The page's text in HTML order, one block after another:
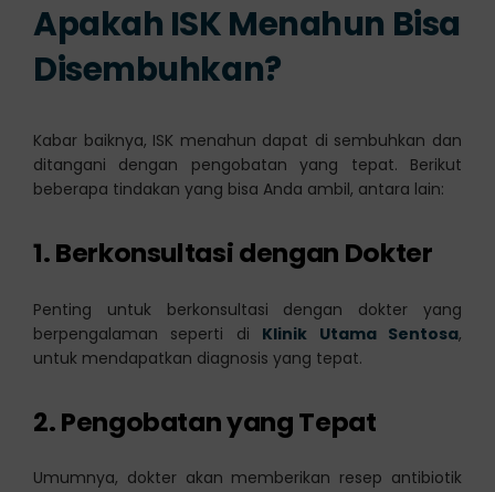
Apakah ISK Menahun Bisa
Disembuhkan?
Kabar baiknya, ISK menahun dapat di sembuhkan dan
ditangani dengan pengobatan yang tepat. Berikut
beberapa tindakan yang bisa Anda ambil, antara lain:
1. Berkonsultasi dengan Dokter
Penting untuk berkonsultasi dengan dokter yang
berpengalaman seperti di Klinik Utama Sentosa,
untuk mendapatkan diagnosis yang tepat.
2. Pengobatan yang Tepat
Umumnya, dokter akan memberikan resep antibiotik